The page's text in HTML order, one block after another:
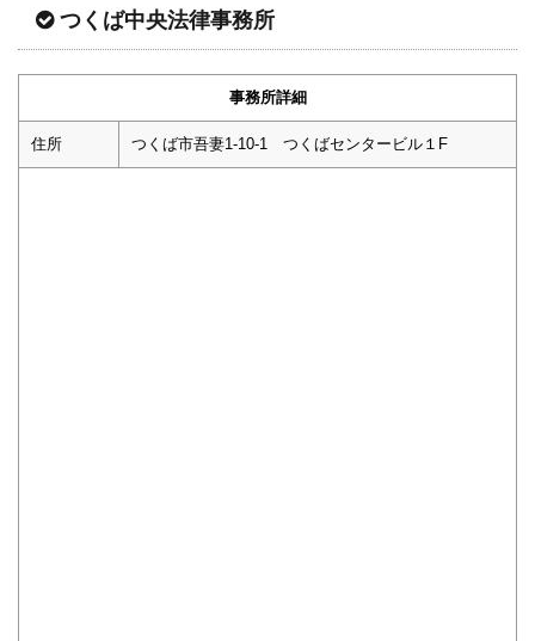
つくば中央法律事務所
事務所詳細
住所 つくば市吾妻1-10-1 つくばセンタービル１F